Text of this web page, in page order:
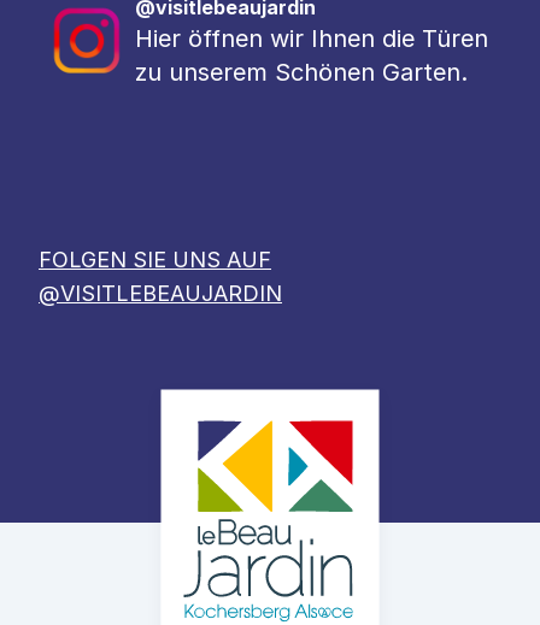
@visitlebeaujardin
Hier öffnen wir Ihnen die Türen
zu unserem Schönen Garten.
FOLGEN SIE UNS AUF
@VISITLEBEAUJARDIN